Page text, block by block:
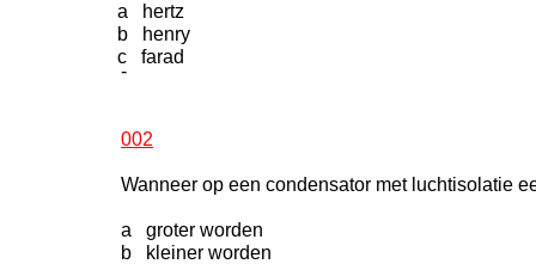
a hertz
b henry
c farad
-
002
Wanneer op een condensator met luchtisolatie
a groter worden
b kleiner worden